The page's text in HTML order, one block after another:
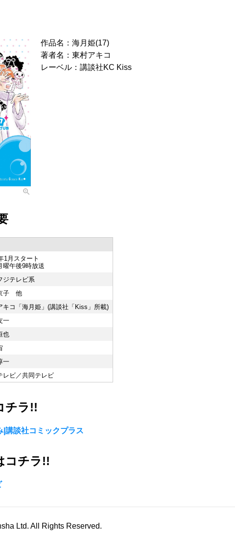
作品名：海月姫(17)
著者名：東村アキコ
レーベル：講談社KC Kiss
1月スタート
曜午後9時放送
ジテレビ系
子 他
キコ「海月姫」(講談社「Kiss」所載)
一
也
一
レビ／共同テレビ
チラ!!
|講談社コミックプラス
コチラ!!
Ltd. All Rights Reserved.